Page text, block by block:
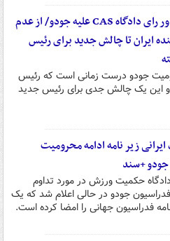
چرایی صدور رای دادگاه CAS علیه جودو/ از عدم
ایران تا چالش جدید برای رئیس
جودو درست زمانی است که رئیس
و این یک چالش جدی برای رئیس جدید
زیر نامه ادامه محرومیت
+سند
حکمیت ورزش در مورد تداوم
جودو در حالی اعلام شد که یک
نامه فدراسیون جهانی را امضا کرده است.